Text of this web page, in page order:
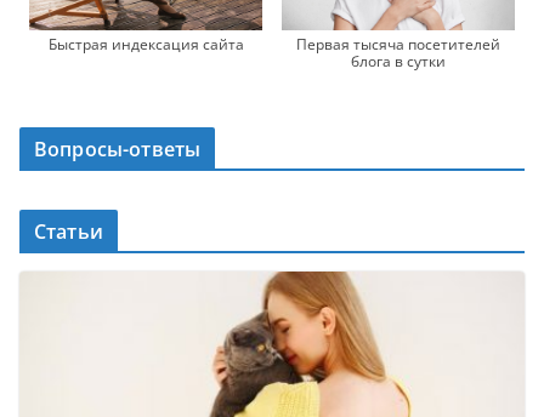
Быстрая индексация сайта
Первая тысяча посетителей
блога в сутки
Вопросы-ответы
Статьи